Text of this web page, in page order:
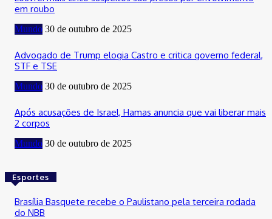
em roubo
Mundo 30 de outubro de 2025
Advogado de Trump elogia Castro e critica governo federal,
STF e TSE
Mundo 30 de outubro de 2025
Após acusações de Israel, Hamas anuncia que vai liberar mais
2 corpos
Mundo 30 de outubro de 2025
Esportes
Brasília Basquete recebe o Paulistano pela terceira rodada
do NBB